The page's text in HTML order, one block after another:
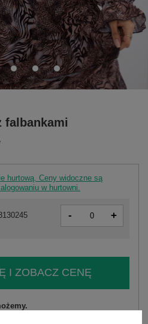
falbankami
hurtową. Ceny widoczne są
w hurtowni.
- +
I ZOBACZ CENĘ